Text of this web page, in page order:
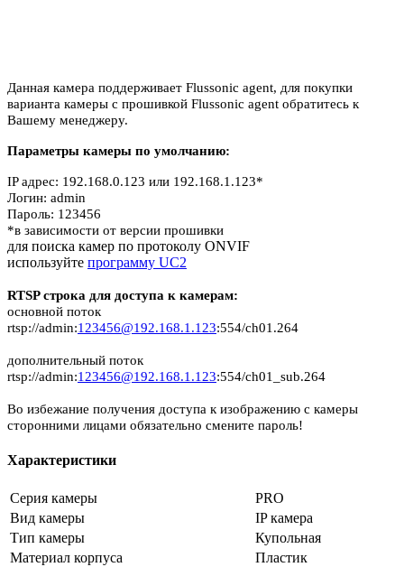
Данная камера поддерживает Flussonic agent, для покупки
варианта камеры с прошивкой Flussonic agent обратитесь к
Вашему менеджеру.
Параметры камеры по умолчанию:
IP адрес: 192.168.0.123 или 192.168.1.123*
Логин: admin
Пароль: 123456
*в зависимости от версии прошивки
для поиска камер по протоколу ONVIF
используйте программу UC2
RTSP строка для доступа к камерам:
основной поток
rtsp://admin:123456@192.168.1.123:554/ch01.264
дополнительный поток
rtsp://admin:123456@192.168.1.123:554/ch01_sub.264
Во избежание получения доступа к изображению с камеры
сторонними лицами обязательно смените пароль!
Характеристики
Серия камеры
PRO
Вид камеры
IP камера
Тип камеры
Купольная
Материал корпуса
Пластик